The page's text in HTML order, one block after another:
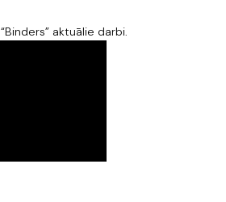
“Binders” aktuālie darbi.